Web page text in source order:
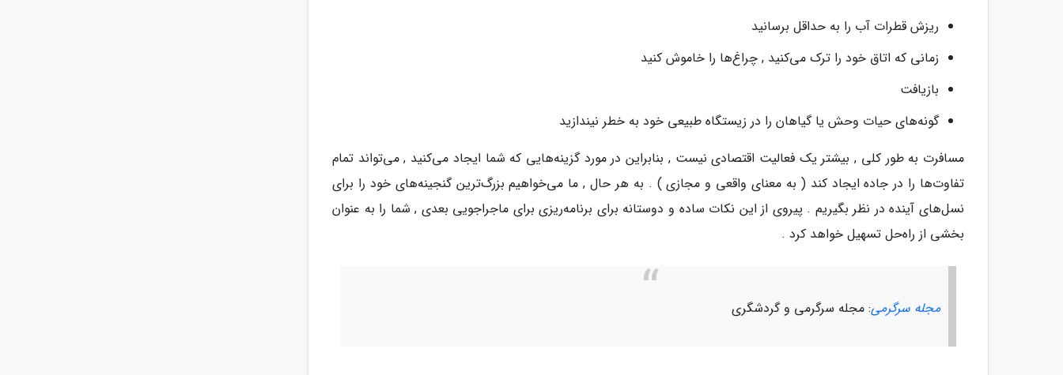
ریزش قطرات آب را به حداقل برسانید
زمانی که اتاق خود را ترک می‌کنید , چراغ‌ها را خاموش کنید
بازیافت
گونه‌های حیات وحش یا گیاهان را در زیستگاه طبیعی خود به خطر نیندازید
مسافرت به طور کلی , بیشتر یک فعالیت اقتصادی نیست , بنابراین در مورد گزینه‌هایی که شما ایجاد می‌کنید , می‌تواند تمام
تفاوت‌ها را در جاده ایجاد کند ( به معنای واقعی و مجازی ) . به هر حال , ما می‌خواهیم بزرگ‌ترین گنجینه‌های خود را برای
نسل‌های آینده در نظر بگیریم . پیروی از این نکات ساده و دوستانه برای برنامه‌ریزی برای ماجراجویی بعدی , شما را به عنوان
بخشی از راه‌حل تسهیل خواهد کرد .
مجله سرگرمی: مجله سرگرمی و گردشگری